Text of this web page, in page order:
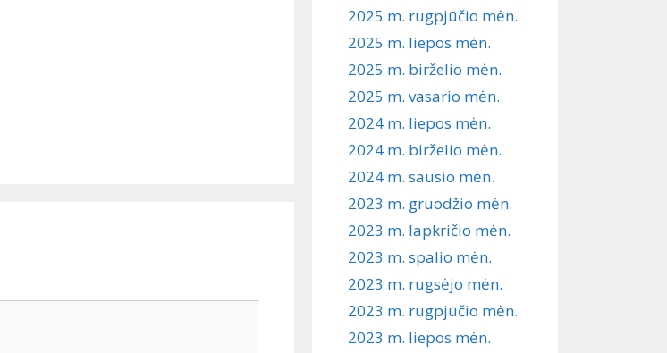
2025 m. rugpjūčio mėn.
2025 m. liepos mėn.
2025 m. birželio mėn.
2025 m. vasario mėn.
2024 m. liepos mėn.
2024 m. birželio mėn.
2024 m. sausio mėn.
2023 m. gruodžio mėn.
2023 m. lapkričio mėn.
2023 m. spalio mėn.
2023 m. rugsėjo mėn.
2023 m. rugpjūčio mėn.
2023 m. liepos mėn.